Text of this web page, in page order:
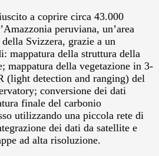
a coprire circa 43.000
peruviana, un’area
Svizzera, grazie a un
mappatura della struttura della
mappatura della vegetazione in 3-
(light detection and ranging) del
conversione dei dati
finale del carbonio
utilizzando una piccola rete di
dei dati da satellite e
ad alta risoluzione.